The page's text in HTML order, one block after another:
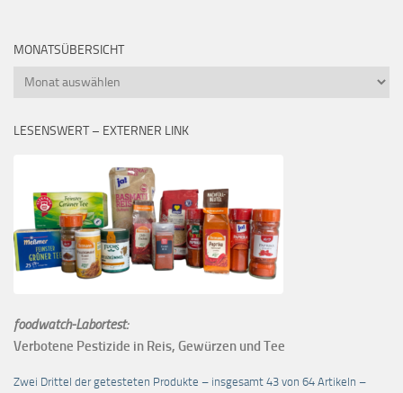
MONATSÜBERSICHT
Monatsübersicht
LESENSWERT – EXTERNER LINK
foodwatch-Labortest:
Verbotene Pestizide in Reis, Gewürzen und Tee
Zwei Drittel der getesteten Produkte – insgesamt 43 von 64 Artikeln –